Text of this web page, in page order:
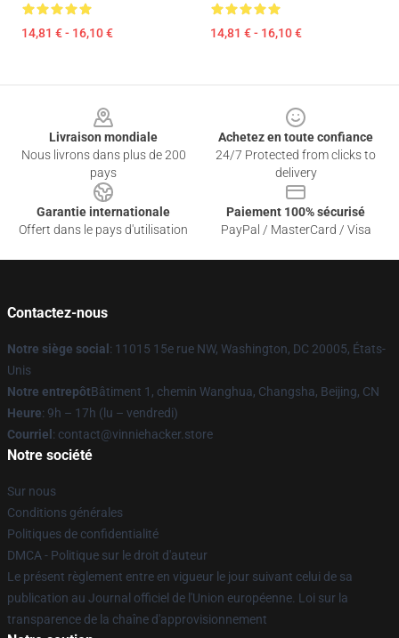
14,81 € - 16,10 € 14,81 € - 16,10 €
Livraison mondiale
Nous livrons dans plus de 200
pays
Achetez en toute confiance
24/7 Protected from clicks to
delivery
Garantie internationale
Offert dans le pays d'utilisation
Paiement 100% sécurisé
PayPal / MasterCard / Visa
Contactez-nous
Notre siège social : 11015 15e rue NW, Washington, DC 20005, États-
Unis
Notre entrepôtBâtiment 1, chemin Wanghua, Changsha, Beijing, CN
Heure: 9h – 17h (lu – vendredi)
Courriel : contact@vinniehacker.store
Notre société
Sur nous
Conditions générales
Politiques de confidentialité
DMCA - Politique sur le droit d'auteur
Le présent règlement entre en vigueur le jour suivant celui de sa
publication au Journal officiel de l'Union européenne. Loi sur la
transparence de la chaîne d'approvisionnement